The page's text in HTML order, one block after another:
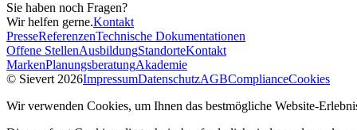
Sie haben noch Fragen?
Wir helfen gerne.Kontakt
PresseReferenzenTechnische Dokumentationen
Offene StellenAusbildungStandorteKontakt
MarkenPlanungsberatungAkademie
© Sievert 2026ImpressumDatenschutzAGBComplianceCookies
Wir verwenden Cookies, um Ihnen das bestmögliche Website-